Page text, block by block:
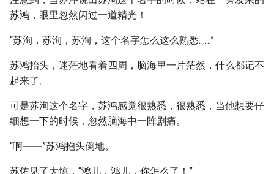
苏鸿，眼里忽然闪过一道精光！
“苏洵，苏洵，苏洵，这个名字怎么这么熟悉……”
苏鸿抬头，迷茫地看着四周，脑海里一片茫然，什么都记不
起来了。
可是苏洵这个名字，苏鸿感觉很熟悉，很熟悉，当他想要仔
细想一下的时候，忽然脑海中一阵剧痛。
“啊――”苏鸿抱头倒地。
苏佑见了大惊，“鸿儿，鸿儿，你怎么了！”